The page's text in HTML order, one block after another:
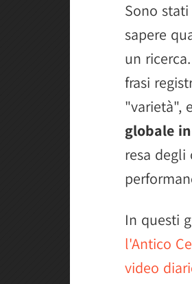
Sono
sapere
un
frasi
"varietà",
globale
resa
In questi
l'Antico
video